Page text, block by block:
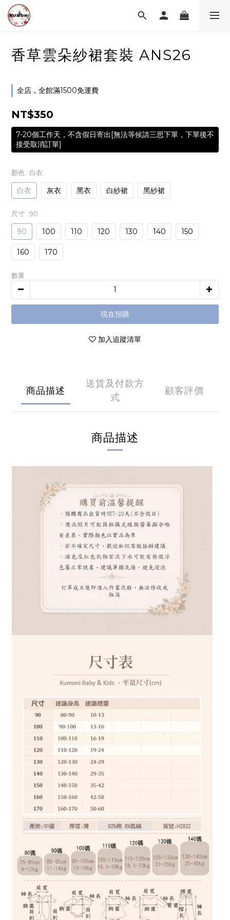
香草雲朵紗裙套裝 ANS26
全店，全館滿1500免運費
NT$350
7-20個工作天，不含假日寄出[無法等候請三思下單，下單後不
接受取消訂單]
顏色 : 白衣
白衣 灰衣 黑衣 白紗裙 黑紗裙
尺寸 : 90
90 100 110 120 130 140 150
160 170
數量
現在預購
加入追蹤清單
商品描述
送貨及付款方
式
顧客評價
商品描述